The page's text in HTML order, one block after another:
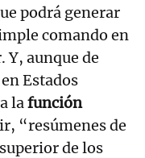
podrá generar
comando en
Y, aunque de
Estados
lafunción
“resúmenes de
de los